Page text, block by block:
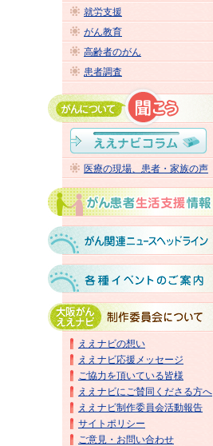
就労支援
がん教育
高齢者のがん
患者調査
医療の現場、患者・家族の声
ええナビの想い
ええナビ応援メッセージ
ご協力を頂いている皆様
ええナビにご賛同くださる方へ
ええナビ制作委員会活動報告
サイトポリシー
ご意見・お問い合わせ